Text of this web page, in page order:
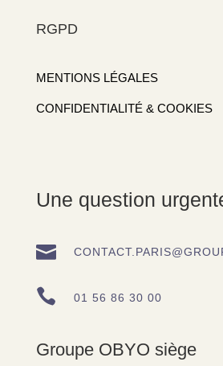
RGPD
MENTIONS LÉGALES
CONFIDENTIALITÉ & COOKIES
Une question

 01 56 86 30 00
Groupe OBYO siège